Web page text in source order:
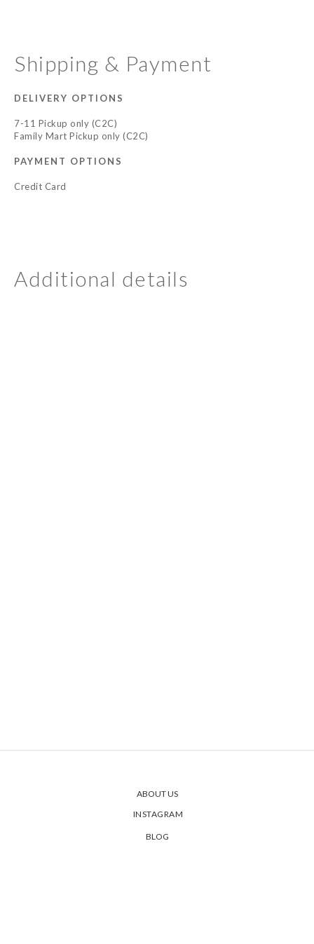
Shipping & Payment
DELIVERY OPTIONS
7-11 Pickup only (C2C)
Family Mart Pickup only (C2C)
PAYMENT OPTIONS
Credit Card
Additional details
ABOUT US
INSTAGRAM
BLOG